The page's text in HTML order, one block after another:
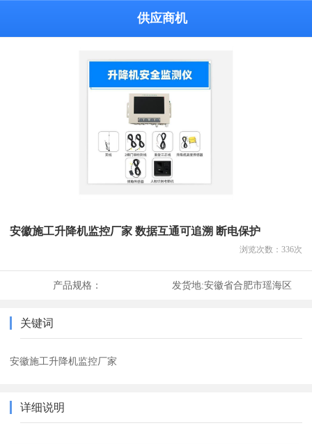
供应商机
安徽施工升降机监控厂家 数据互通可追溯 断电保护
浏览次数： 336次
产品规格： 发货地:安徽省合肥市瑶海区
关键词
安徽施工升降机监控厂家
详细说明